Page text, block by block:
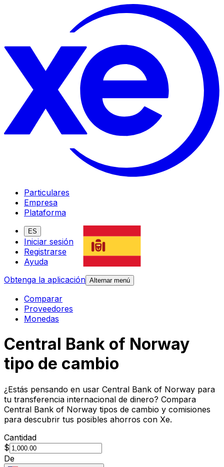
Particulares
Empresa
Plataforma
ES
Iniciar sesión
Registrarse
Ayuda
Obtenga la aplicación Alternar menú
Comparar
Proveedores
Monedas
Central Bank of Norway
tipo de cambio
¿Estás pensando en usar Central Bank of Norway para
tu transferencia internacional de dinero? Compara
Central Bank of Norway tipos de cambio y comisiones
para descubrir tus posibles ahorros con Xe.
Cantidad
$
De